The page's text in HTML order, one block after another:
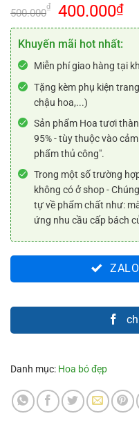
500.000
₫
Giá
gốc
là:
500.000₫.
400.000₫Giá
tại
là:
Khuyến mãi hot nhất:
Miễn phí giao hàng tại
Tặng kèm phụ kiện
chậu hoa,...)
Sản phẩm Hoa tươi
95% - tùy thuộc vào
phẩm thủ công".
Trong một số trường
không có ở shop -
tự về phẩm chất như:
ứng nhu cầu cấp bách
Danh mục: Hoa bó đẹp